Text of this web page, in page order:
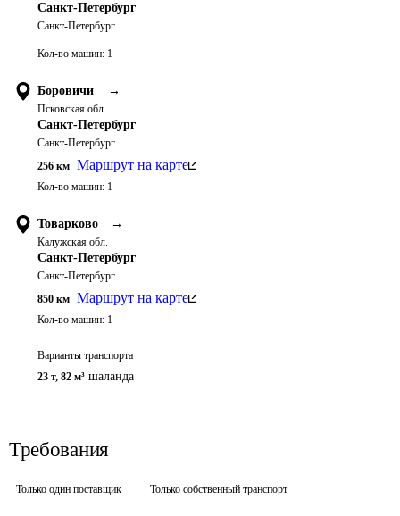
Санкт-Петербург
Санкт-Петербург
Кол-во машин: 1
Боровичи →
Псковская обл.
Санкт-Петербург
Санкт-Петербург
256 км Маршрут на карте
Кол-во машин: 1
Товарково →
Калужская обл.
Санкт-Петербург
Санкт-Петербург
850 км Маршрут на карте
Кол-во машин: 1
Варианты транспорта
23 т, 82 м³ шаланда
Требования
Только один поставщик Только собственный транспорт